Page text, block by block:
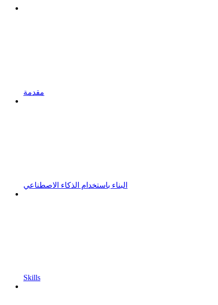
مقدمة
البناء باستخدام الذكاء الاصطناعي
Skills